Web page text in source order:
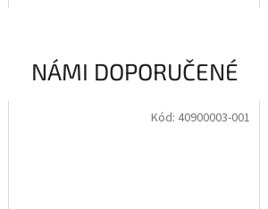
NÁMI DOPORUČENÉ
Kód: 40900003-001